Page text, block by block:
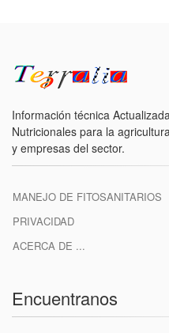
Información técnica
Nutricionales para la
y empresas del sector.
MANEJO DE FITOSANITARIOS
PRIVACIDAD
ACERCA DE ...
Encuentranos